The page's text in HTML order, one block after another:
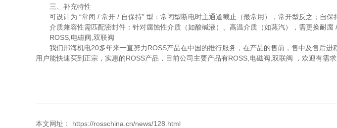
三、补充特性
可设计为 “常闭 / 常开 / 自保持” 型：常闭型断电时主通道截止（最常用），常开型反之；自
介质兼容性需匹配密封件：针对腐蚀性介质（如酸碱液）、高温介质（如蒸汽），需更换耐
ROSS,电磁阀,双联阀
我们邢海机电20多年来一直努力ROSS产品在中国的推行服务，在产品的售前，售中及售后
用户能快速买到正宗，实惠的ROSS产品，目前公司主要产品有ROSS,电磁阀,双联阀 ，欢迎有需求
本文网址： https://rosschina.cn/news/128.html